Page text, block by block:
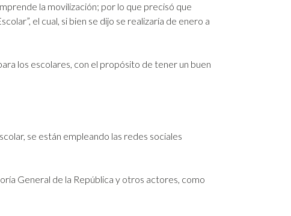
la movilización; por lo que precisó que
el cual, si bien se dijo se realizaría de enero a
los escolares, con el propósito de tener un buen
se están empleando las redes sociales
General de la República y otros actores, como